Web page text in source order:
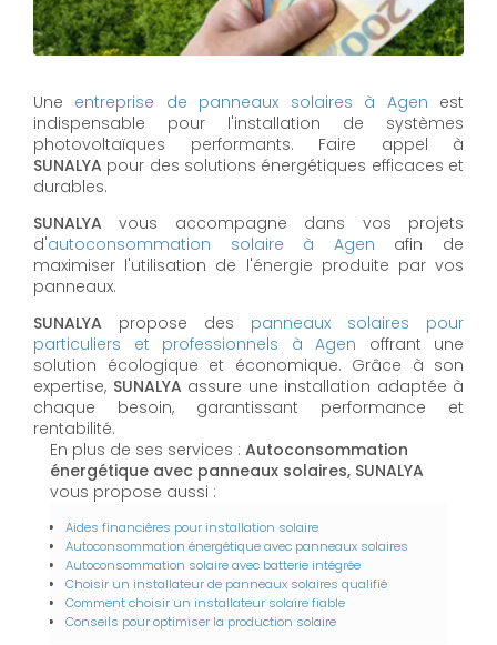
Une entreprise de panneaux solaires à Agen est
indispensable pour l'installation de systèmes
photovoltaïques performants. Faire appel à
SUNALYA pour des solutions énergétiques efficaces et
durables.
SUNALYA vous accompagne dans vos projets
d'autoconsommation solaire à Agen afin de
maximiser l'utilisation de l'énergie produite par vos
panneaux.
SUNALYA propose des panneaux solaires pour
particuliers et professionnels à Agen offrant une
solution écologique et économique. Grâce à son
expertise, SUNALYA assure une installation adaptée à
chaque besoin, garantissant performance et
rentabilité.
En plus de ses services : Autoconsommation
énergétique avec panneaux solaires, SUNALYA
vous propose aussi :
Aides financières pour installation solaire
Autoconsommation énergétique avec panneaux solaires
Autoconsommation solaire avec batterie intégrée
Choisir un installateur de panneaux solaires qualifié
Comment choisir un installateur solaire fiable
Conseils pour optimiser la production solaire